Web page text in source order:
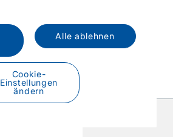
Alle ablehnen
Cookie-
Einstellungen
ändern